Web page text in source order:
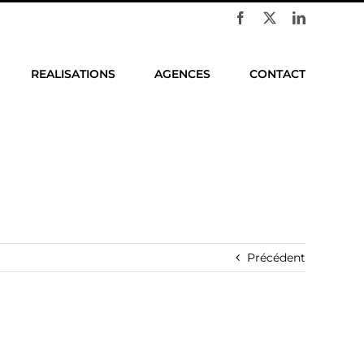
Facebook LinkedIn
REALISATIONS AGENCES CONTACT
Précédent